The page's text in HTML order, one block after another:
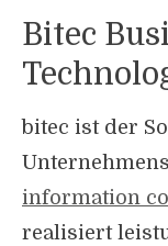
Bitec
bitec ist der
information
realisiert